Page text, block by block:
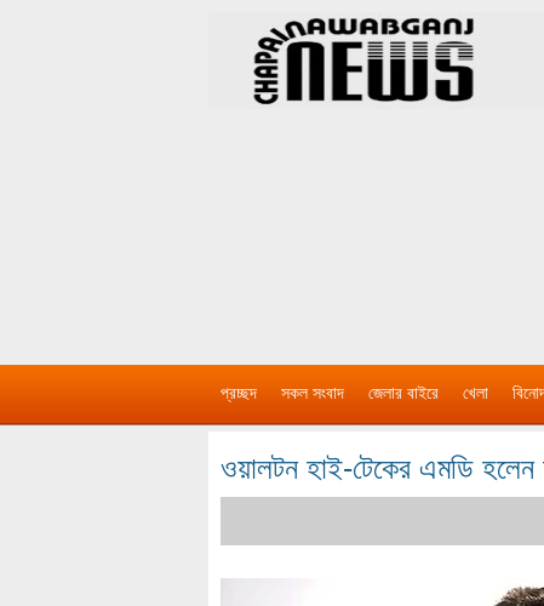
প্রচ্ছদ সকল সংবাদ জেলার বাইরে খেলা
ওয়ালটন হাই-টেকের এমডি হলেন